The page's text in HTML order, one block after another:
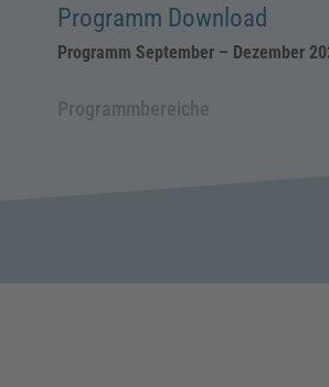
Programm Download
Programm September – Dezember
Programmbereiche